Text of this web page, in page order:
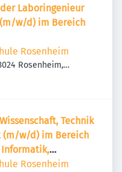
Laboringenieur
w/d) im Bereich
Rosenheim
Rosenheim,
Technik
(m/w/d) im Bereich
Informatik,
Technik)
Rosenheim